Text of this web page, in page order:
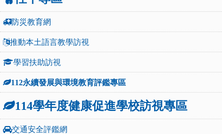
防災教育網
推動本土語言教學訪視
學習扶助訪視
112永續發展與環境教育評鑑專區
114學年度健康促進學校訪視專區
交通安全評鑑網